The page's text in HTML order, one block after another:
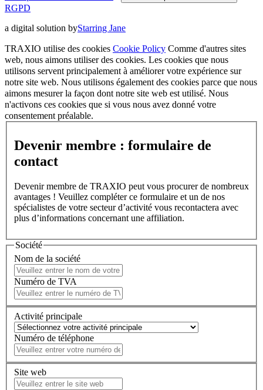
RGPD
a digital solution byStarring Jane
TRAXIO utilise des cookies Cookie Policy Comme d'autres sites
web, nous aimons utiliser des cookies. Les cookies que nous
utilisons servent principalement à améliorer votre expérience sur
notre site web. Nous utilisons également des cookies parce que nous
aimons mesurer la façon dont notre site web est utilisé. Nous
n'activons ces cookies que si vous nous avez donné votre
consentement préalable.
Devenir membre : formulaire de
contact
Devenir membre de TRAXIO peut vous procurer de nombreux
avantages ! Veuillez compléter ce formulaire et un de nos
spécialistes de votre secteur d’activité vous recontactera avec
plus d’informations concernant une affiliation.
Société
Nom de la société
Numéro de TVA
Activité principale
Numéro de téléphone
Site web